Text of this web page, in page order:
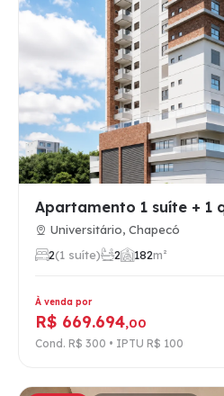
Universitário, Chapecó
2(1 suíte) 2 182m²
À venda por
R$ 669.694,00
Cond. R$ 300 • IPTU R$ 100